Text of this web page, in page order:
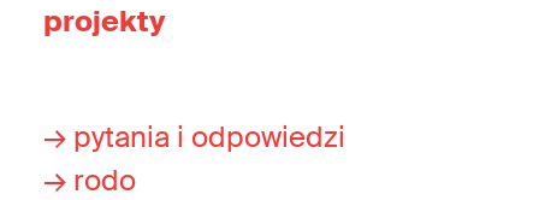
projekty
→ pytania i odpowiedzi
→ rodo